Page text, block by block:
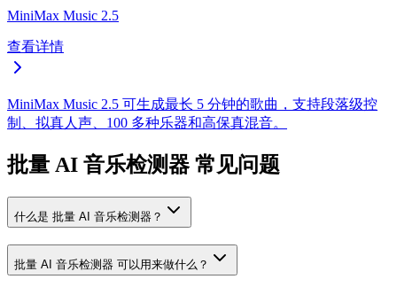
MiniMax Music 2.5
查看详情
MiniMax Music 2.5 可生成最长 5 分钟的歌曲，支持段落级控
制、拟真人声、100 多种乐器和高保真混音。
批量 AI 音乐检测器 常见问题
什么是 批量 AI 音乐检测器？
批量 AI 音乐检测器 可以用来做什么？